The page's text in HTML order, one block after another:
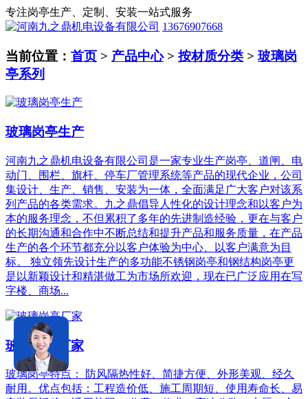
专注岗亭生产、定制、安装一站式服务
13676907668
当前位置： 首页 > 产品中心> 按材质分类 > 玻璃岗
亭系列
玻璃岗亭生产
河南九之鼎机电设备有限公司是一家专业生产岗亭、道闸、电
动门、围栏、旗杆、停车厂管理系统等产品的现代企业，公司
集设计、生产、销售、安装为一体，全面满足广大客户对该系
列产品的各类需求。九之鼎倡导人性化的设计理念和以客户为
本的服务理念，不但累积了多年的先进制造经验，更在与客户
的长期沟通和合作中不断总结和提升产品和服务质量，在产品
生产的各个环节都充分以客户体验为中心、以客户满意为目
标。 独立领先设计生产的多功能不锈钢岗亭和钢结构岗亭更
是以新颖设计和精湛做工为市场所欢迎，现在已广泛应用在写
字楼、商场...
玻璃岗亭厂家
玻璃岗亭特点： 防风隔热性好、简捷方便、外形美观、经久
耐用。优点包括：工程造价低、施工周期短、使用寿命长、易